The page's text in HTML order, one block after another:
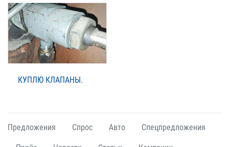
КУПЛЮ КЛАПАНЫ.
Предложения Спрос Авто Спецпредложения